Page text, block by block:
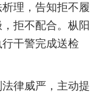
理，告知拒不履
拒不配合。枞阳
干警完成送检
律威严，主动提